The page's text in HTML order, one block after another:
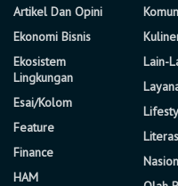
Artikel Dan Opini
Ekonomi Bisnis
Ekosistem
Lingkungan
Esai/Kolom
Feature
Finance
HAM
Lain-